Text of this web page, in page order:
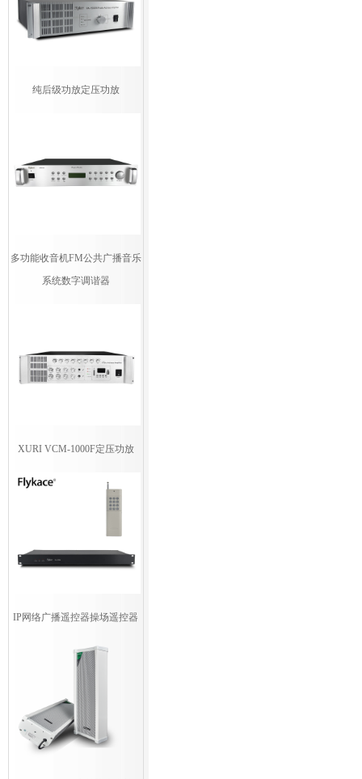
纯后级功放定压功放
多功能收音机FM公共广播音乐
系统数字调谐器
XURI VCM-1000F定压功放
IP网络广播遥控器操场遥控器